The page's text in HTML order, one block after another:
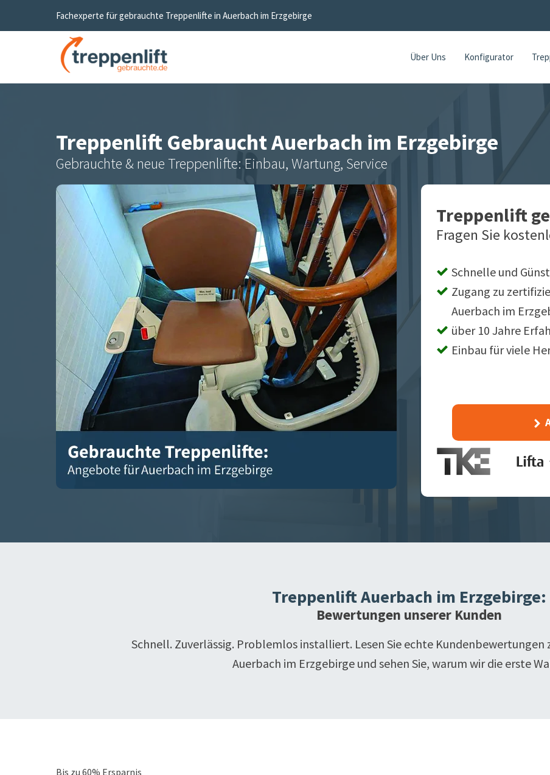
Fachexperte für gebrauchte Treppenlifte in Auerbach im Erzgebirge
Über Uns Konfigurator
Treppenlift GebrauchtAuerbach im Erzgebirge
Gebrauchte & neue Treppenlifte: Einbau, Wartung, Service
Treppenlift
Fragen Sie
Schnelle und
Zugang zu
Auerbach im
über 10 Jahre
Einbau für viele
TreppenliftAuerbach im Erzgebirge:
Bewertungen unserer Kunden
Schnell. Zuverlässig. Problemlos installiert. Lesen Sie echte
Auerbach im Erzgebirge und sehen Sie, warum wir die erste
Bis zu 60% Ersparnis